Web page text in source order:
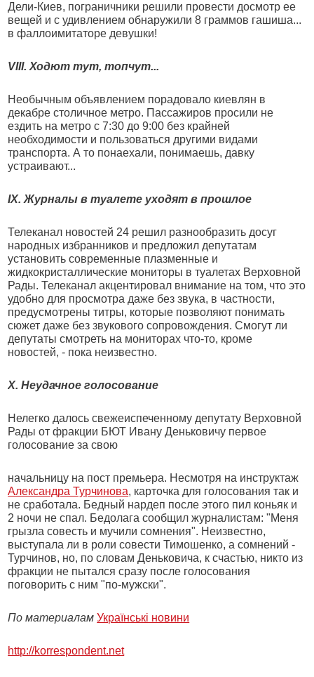
Дели-Киев, пограничники решили провести досмотр ее
вещей и с удивлением обнаружили 8 граммов гашиша...
в фаллоимитаторе девушки!
VIII. Ходют тут, топчут...
Необычным объявлением порадовало киевлян в
декабре столичное метро. Пассажиров просили не
ездить на метро с 7:30 до 9:00 без крайней
необходимости и пользоваться другими видами
транспорта. А то понаехали, понимаешь, давку
устраивают...
IX. Журналы в туалете уходят в прошлое
Телеканал новостей 24 решил разнообразить досуг
народных избранников и предложил депутатам
установить современные плазменные и
жидкокристаллические мониторы в туалетах Верховной
Рады. Телеканал акцентировал внимание на том, что это
удобно для просмотра даже без звука, в частности,
предусмотрены титры, которые позволяют понимать
сюжет даже без звукового сопровождения. Смогут ли
депутаты смотреть на мониторах что-то, кроме
новостей, - пока неизвестно.
X. Неудачное голосование
Нелегко далось свежеиспеченному депутату Верховной
Рады от фракции БЮТ Ивану Деньковичу первое
голосование за свою
начальницу на пост премьера. Несмотря на инструктаж
Александра Турчинова, карточка для голосования так и
не сработала. Бедный нардеп после этого пил коньяк и
2 ночи не спал. Бедолага сообщил журналистам: "Меня
грызла совесть и мучили сомнения". Неизвестно,
выступала ли в роли совести Тимошенко, а сомнений -
Турчинов, но, по словам Деньковича, к счастью, никто из
фракции не пытался сразу после голосования
поговорить с ним "по-мужски".
По материалам Українськi новини
http://korrespondent.net